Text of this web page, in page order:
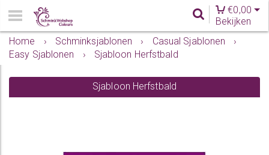
€0,00
Bekijken
Home
› Schminksjablonen › Casual Sjablonen
›
Easy Sjablonen
› Sjabloon Herfstbald
Sjabloon Herfstbald